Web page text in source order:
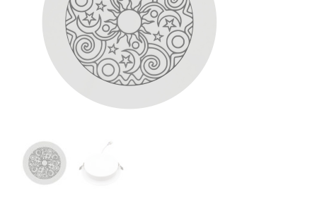
Pirkimo-pardavimo taisyklės
Privatumo politika
Atsiskaitymo informacija
Gamybos terminai ir procesas